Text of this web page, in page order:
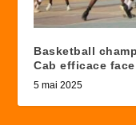
Basketball
Cab efficace
5 mai 2025